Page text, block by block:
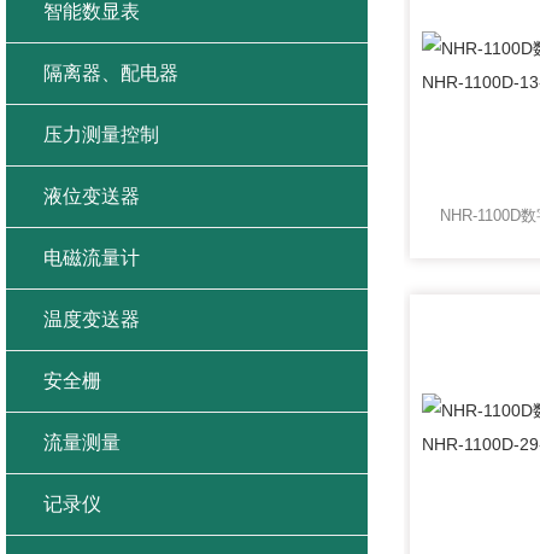
智能数显表
隔离器、配电器
压力测量控制
液位变送器
电磁流量计
温度变送器
安全栅
流量测量
记录仪